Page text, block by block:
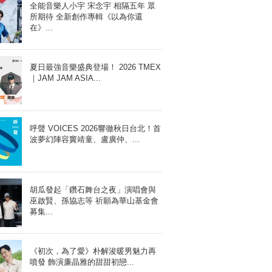
全能音樂人小宇 宋念宇 相隔五年 眾
所期待 全新創作專輯《以為你還
在》...
夏日最強音樂盛典登場！ 2026 TMEX
｜JAM JAM ASIA...
呼聲 VOICES 2026響徹秋日台北！首
波夢幻陣容竇靖童、盧廣仲、...
胡瓜發起「鑽石舞台之夜」演唱會與
巫啟賢、孫協志等 祈願為華山基金會
募集...
《初次，為了愛》朴解浚暖男魅力再
噴發 飾演廉晶雅的甜甜初戀...